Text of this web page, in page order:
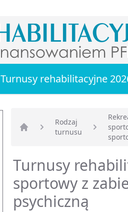
Turnusy rehabilitacyjne
Strona główna
Rodzaj
turnusu
Turnusy
sportowy z
psychiczną